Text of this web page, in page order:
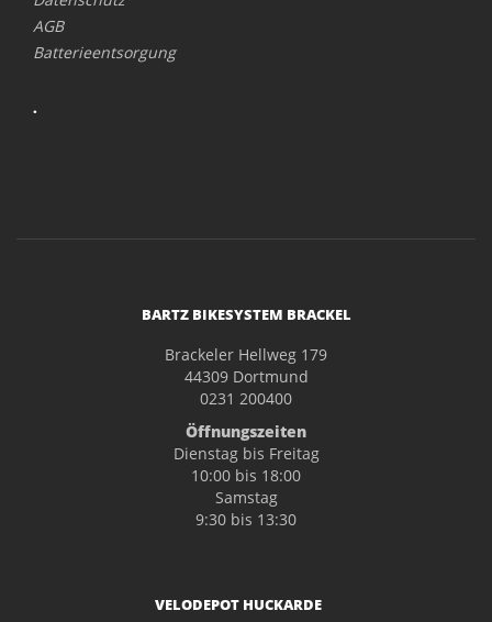
AGB
Batterieentsorgung
.
BARTZ BIKESYSTEM BRACKEL
Brackeler Hellweg 179
44309 Dortmund
0231 200400
Öffnungszeiten
Dienstag bis Freitag
10:00 bis 18:00
Samstag
9:30 bis 13:30
VELODEPOT HUCKARDE